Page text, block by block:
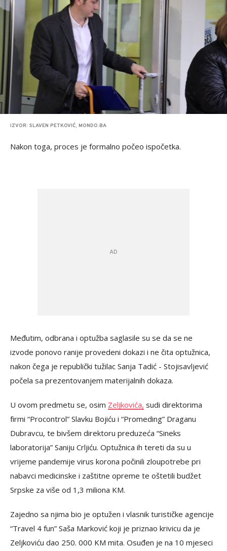
IZVOR: SLAVEN PETKOVIĆ, MONDO.BA
Nakon toga, proces je formalno počeo ispočetka.
Međutim, odbrana i optužba saglasile su se da se ne
izvode ponovo ranije provedeni dokazi i ne čita optužnica,
nakon čega je republički tužilac Sanja Tadić - Stojisavljević
počela sa prezentovanjem materijalnih dokaza.
U ovom predmetu se, osim Zeljkovića, sudi direktorima
firmi “Procontrol” Slavku Bojiću i “Promeding” Draganu
Dubravcu, te bivšem direktoru preduzeća “Sineks
laboratorija” Saniju Crljiću. Optužnica ih tereti da su u
vrijeme pandemije virus korona počinili zloupotrebe pri
nabavci medicinske i zaštitne opreme te oštetili budžet
Srpske za više od 1,3 miliona KM.
Zajedno sa njima bio je optužen i vlasnik turističke agencije
“Travel 4 fun” Saša Marković koji je priznao krivicu da je
Zeljkoviću dao 250. 000 KM mita. Osuđen je na 10 mjeseci